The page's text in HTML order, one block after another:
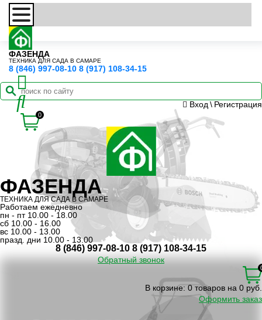
ФАЗЕНДА
ТЕХНИКА ДЛЯ САДА В САМАРЕ
8 (846) 997-08-10 8 (917) 108-34-15
0
Вход \ Регистрация
ФАЗЕНДА
ТЕХНИКА ДЛЯ САДА В САМАРЕ
Работаем ежедневно
пн - пт 10.00 - 18.00
сб 10.00 - 16.00
вс 10.00 - 13.00
празд. дни 10.00 - 13.00
8 (846) 997-08-10 8 (917) 108-34-15
Обратный звонок
В корзине: 0 товаров на 0 руб.
Оформить заказ